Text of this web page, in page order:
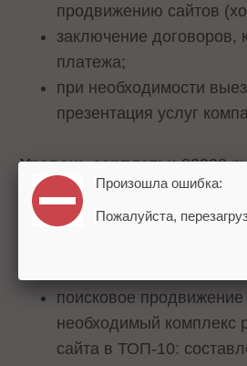
продвижению сайтов
заключение договоров,
платежа;
при необходимости
презентация услуг
Уровень зарплаты:80000
2. SEO-СПЕЦИАЛИСТ
поисковое продвижение
необходимый комплекс
сайта в ТОП-10:
Произошла ошибка:
Пожалуйста,